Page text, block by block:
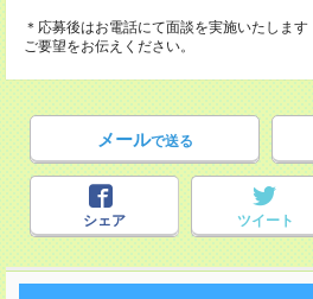
＊応募後はお電話にて面談を実施いたしま
ご要望をお伝えください。
メールで送る
シェア ツイート